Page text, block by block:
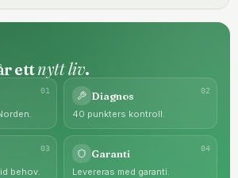
ettnytt liv.
01 02
Diagnos
40 punkters kontroll.
03
behov.
04
Garanti
Levereras med garanti.